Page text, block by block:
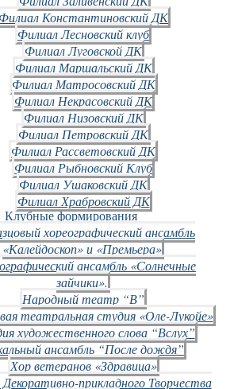
Филиал Константиновский ДК
Филиал Лесновский клуб
Филиал Луговской ДК
Филиал Маршальский ДК
Филиал Матросовский ДК
Филиал Некрасовский ДК
Филиал Низовский ДК
Филиал Петровский ДК
Филиал Рассветовский ДК
Филиал Рыбновский Клуб
Филиал Ушаковский ДК
Филиал Храбровский ДК
Клубные формирования
хореографический ансамбль
«Калейдоскоп» и «Премьера»
ансамбль «Солнечные
зайчики».
Народный театр “В”
театральная студия «Оле-Лукойе»
художественного слова “Вслух”
ансамбль “После дождя”
Хор ветеранов «Здравица»
прикладного Творчества